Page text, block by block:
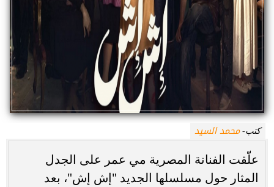
كتب-محمد السيد
علّقت الفنانة المصرية مي عمر على الجدل
المثار حول مسلسلها الجديد "إش إش"، بعد